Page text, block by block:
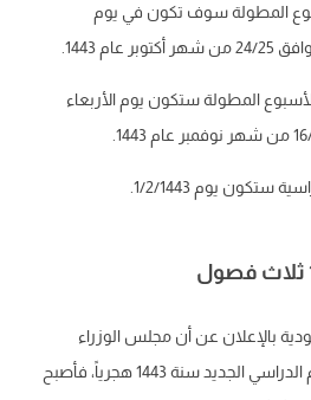
سوف تكون في يوم
المطولة ستكون يوم الأربعاء
1/2/1443.
عن أن مجلس الوزراء
السعودي موافق على التقويم الدراسي الجديد سنة 1443 هجرياً، فأصبح